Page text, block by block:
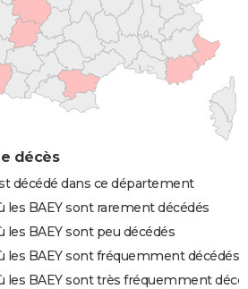
décès
décédé dans ce département
BAEY sont rarement décédés
BAEY sont peu décédés
les BAEY sont fréquemment décédés
les BAEY sont très fréquemment